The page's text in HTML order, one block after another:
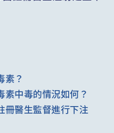
素？
素中毒的情況如何？
冊醫生監督進行下注